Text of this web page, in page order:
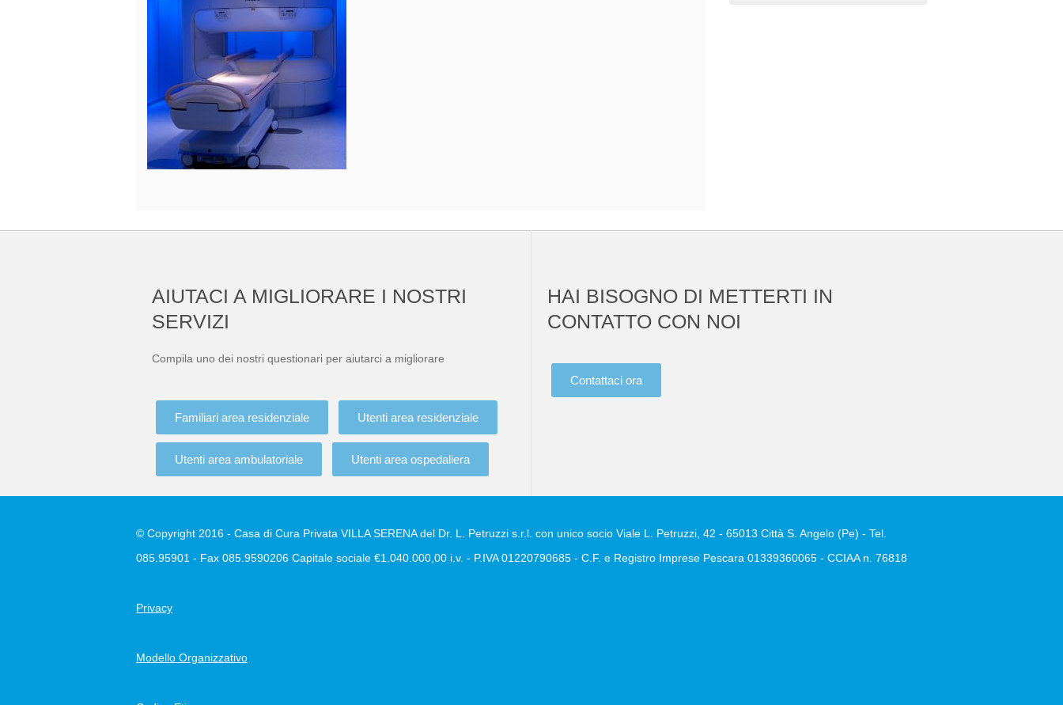
AIUTACI A MIGLIORARE I NOSTRI
SERVIZI
Compila uno dei nostri questionari per aiutarci a migliorare
Familiari area residenziale Utenti area residenziale
Utenti area ambulatoriale Utenti area ospedaliera
HAI BISOGNO DI METTERTI IN
CONTATTO CON NOI
Contattaci ora
© Copyright 2016 - Casa di Cura Privata VILLA SERENA del Dr. L. Petruzzi s.r.l. con unico socio Viale L. Petruzzi, 42 - 65013 Città S. Angelo (Pe) - Tel.
085.95901 - Fax 085.9590206 Capitale sociale €1.040.000,00 i.v. - P.IVA 01220790685 - C.F. e Registro Imprese Pescara 01339360065 - CCIAA n. 76818
Privacy
Modello Organizzativo